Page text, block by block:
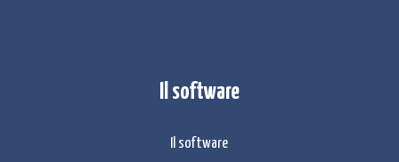
Il software
Il software